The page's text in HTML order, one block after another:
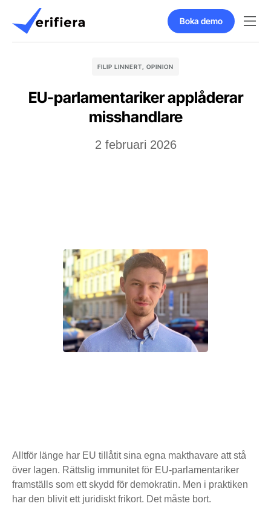
Boka demo
FILIP LINNERT, OPINION
EU-parlamentariker applåderar
misshandlare
2 februari 2026
Alltför länge har EU tillåtit sina egna makthavare att stå
över lagen. Rättslig immunitet för EU-parlamentariker
framställs som ett skydd för demokratin. Men i praktiken
har den blivit ett juridiskt frikort. Det måste bort.